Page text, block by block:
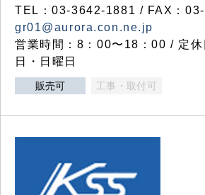
TEL：03-3642-1881 / FAX：
gr01@aurora.con.ne.jp
営業時間：8：00〜18：00 / 定休
日・日曜日
販売可 工事・取付可